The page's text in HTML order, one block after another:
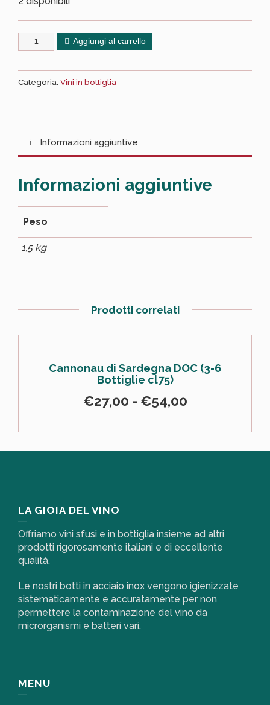
Aggiungi al carrello
Categoria: Vini in bottiglia
Informazioni aggiuntive
Informazioni aggiuntive
Peso
1,5 kg
Prodotti correlati
Cannonau di Sardegna DOC (3-6
Bottiglie cl75)
€27,00 - €54,00
LA GIOIA DEL VINO
Offriamo vini sfusi e in bottiglia insieme ad altri
prodotti rigorosamente italiani e di eccellente
qualità.
Le nostri botti in acciaio inox vengono igienizzate
sistematicamente e accuratamente per non
permettere la contaminazione del vino da
microrganismi e batteri vari.
MENU